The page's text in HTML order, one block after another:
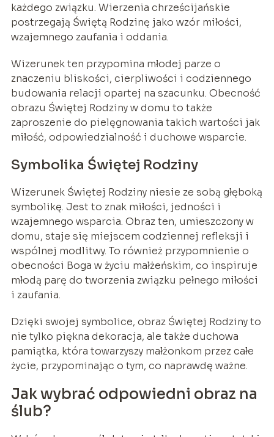
każdego związku. Wierzenia chrześcijańskie
postrzegają Świętą Rodzinę jako wzór miłości,
wzajemnego zaufania i oddania.
Wizerunek ten przypomina młodej parze o
znaczeniu bliskości, cierpliwości i codziennego
budowania relacji opartej na szacunku. Obecność
obrazu Świętej Rodziny w domu to także
zaproszenie do pielęgnowania takich wartości jak
miłość, odpowiedzialność i duchowe wsparcie.
Symbolika Świętej Rodziny
Wizerunek Świętej Rodziny niesie ze sobą głęboką
symbolikę. Jest to znak miłości, jedności i
wzajemnego wsparcia. Obraz ten, umieszczony w
domu, staje się miejscem codziennej refleksji i
wspólnej modlitwy. To również przypomnienie o
obecności Boga w życiu małżeńskim, co inspiruje
młodą parę do tworzenia związku pełnego miłości
i zaufania.
Dzięki swojej symbolice, obraz Świętej Rodziny to
nie tylko piękna dekoracja, ale także duchowa
pamiątka, która towarzyszy małżonkom przez całe
życie, przypominając o tym, co naprawdę ważne.
Jak wybrać odpowiedni obraz na
ślub?